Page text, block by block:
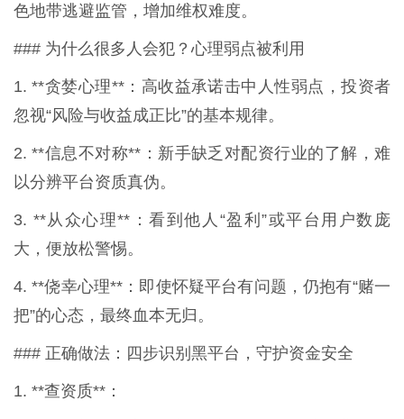
色地带逃避监管，增加维权难度。
### 为什么很多人会犯？心理弱点被利用
1. **贪婪心理**：高收益承诺击中人性弱点，投资者
忽视“风险与收益成正比”的基本规律。
2. **信息不对称**：新手缺乏对配资行业的了解，难
以分辨平台资质真伪。
3. **从众心理**：看到他人“盈利”或平台用户数庞
大，便放松警惕。
4. **侥幸心理**：即使怀疑平台有问题，仍抱有“赌一
把”的心态，最终血本无归。
### 正确做法：四步识别黑平台，守护资金安全
1. **查资质**：